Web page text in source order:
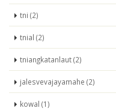
tni (2)
tnial (2)
tniangkatanlaut (2)
jalesvevajayamahe (2)
kowal (1)